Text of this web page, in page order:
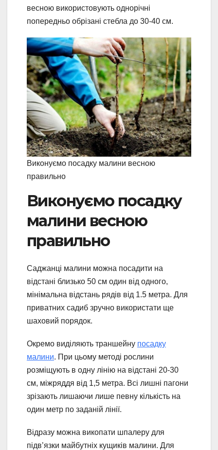
весною використовують однорічні
попередньо обрізані стебла до 30-40 см.
Виконуємо посадку малини весною
правильно
Виконуємо посадку
малини весною
правильно
Саджанці малини можна посадити на
відстані близько 50 см один від одного,
мінімальна відстань рядів від 1.5 метра. Для
приватних садиб зручно використати ще
шаховий порядок.
Окремо виділяють траншейну посадку
малини. При цьому методі рослини
розміщують в одну лінію на відстані 20-30
см, міжряддя від 1,5 метра. Всі лишні пагони
зрізають лишаючи лише певну кількість на
один метр по заданій лінії.
Відразу можна викопати шпалеру для
підв’язки майбутніх кущиків малини. Для